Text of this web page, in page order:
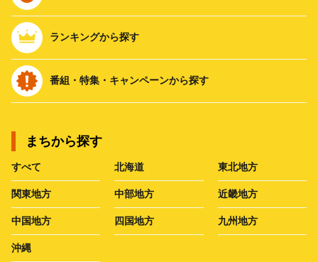
ランキングから探す
番組・特集・キャンペーンから探す
まちから探す
すべて 北海道 東北地方
関東地方 中部地方 近畿地方
中国地方 四国地方 九州地方
沖縄